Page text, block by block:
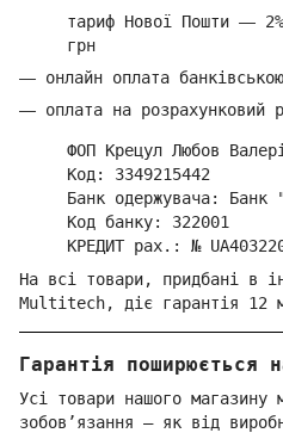
тариф Нової Пошти —
грн
— онлайн оплата
— оплата на розрахунковий
ФОП Крецул Любов
Код: 3349215442
Банк одержувача: Банк
Код банку: 322001
КРЕДИТ рах.: №
На всі товари, придбані в
Multitech, діє гарантія 12
Гарантія поширюється
Усі товари нашого магазину
зобов’язання — як від